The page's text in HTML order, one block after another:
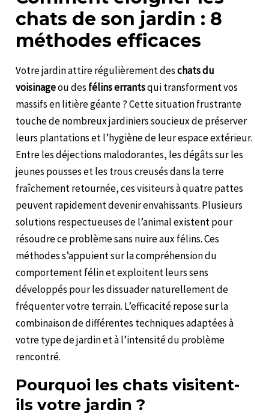
chats de son jardin : 8
méthodes efficaces
Votre jardin attire régulièrement deschats du
voisinageou des félins errantsqui transforment vos
massifs en litière géante ? Cette situation frustrante
touche de nombreux jardiniers soucieux de préserver
leurs plantations et l’hygiène de leur espace extérieur.
Entre les déjections malodorantes, les dégâts sur les
jeunes pousses et les trous creusés dans la terre
fraîchement retournée, ces visiteurs à quatre pattes
peuvent rapidement devenir envahissants. Plusieurs
solutions respectueuses de l’animal existent pour
résoudre ce problème sans nuire aux félins. Ces
méthodes s’appuient sur la compréhension du
comportement félin et exploitent leurs sens
développés pour les dissuader naturellement de
fréquenter votre terrain. L’efficacité repose sur la
combinaison de différentes techniques adaptées à
votre type de jardin et à l’intensité du problème
rencontré.
Pourquoi les chats visitent-
ils votre jardin ?